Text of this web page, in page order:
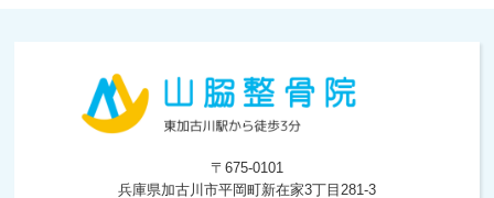
〒675-0101
兵庫県加古川市平岡町新在家3丁目281-3